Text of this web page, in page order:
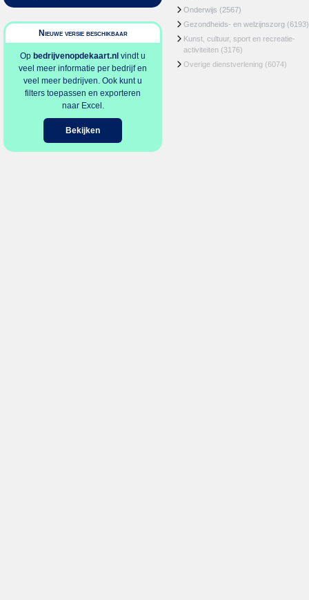
Nieuwe versie beschikbaar
Op bedrijvenopdekaart.nl vindt u
veel meer informatie per bedrijf en
veel meer bedrijven. Ook kunt u
filters toepassen en exporteren
naar Excel.
Bekijken
Onderwijs (2567)
Gezondheids- en welzijnszorg (6193)
Kunst, cultuur, sport en recreatie-
activiteiten (3176)
Overige dienstverlening (6074)